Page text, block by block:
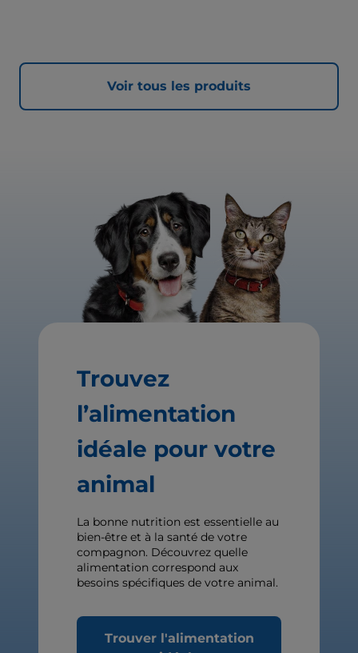
Voir tous les produits
Trouvez
l’alimentation
idéale pour votre
animal
La bonne nutrition est essentielle au
bien-être et à la santé de votre
compagnon. Découvrez quelle
alimentation correspond aux
besoins spécifiques de votre animal.
Trouver l'alimentation